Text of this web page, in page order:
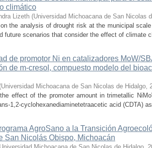
climático
Lizeth (Universidad Michoacana de San Nicolas
the analysis of drought risk at the municipal
future scenarios that consider the effect of climate
de promotor Ni en catalizadores MoW/
de m-cresol, compuesto modelo del
(Universidad Michoacana de San Nicolas de Hidalgo,
effect of the promoter amount in trimetallic
1,2-cyclohexanediaminetetraacetic acid (CDTA)
AgroSano a la Transición
San Nicolás Obispo, Michoacán